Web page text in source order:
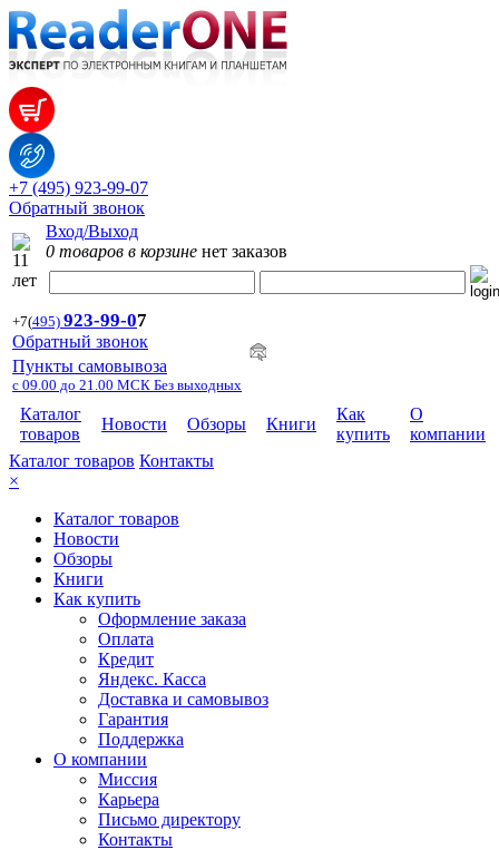
+7 (495) 923-99-07
Обратный звонок
Вход/Выход
0 товаров в корзине нет заказов
+7(495) 923-99-07
Обратный звонок
Пункты самовывоза
с 09.00 до 21.00 МСК Без выходных
Каталог
товаров
Новости Обзоры Книги
Как
купить
О
компании
Каталог товаров Контакты
×
Каталог товаров
Новости
Обзоры
Книги
Как купить
Оформление заказа
Оплата
Кредит
Яндекс. Касса
Доставка и самовывоз
Гарантия
Поддержка
О компании
Миссия
Карьера
Письмо директору
Контакты